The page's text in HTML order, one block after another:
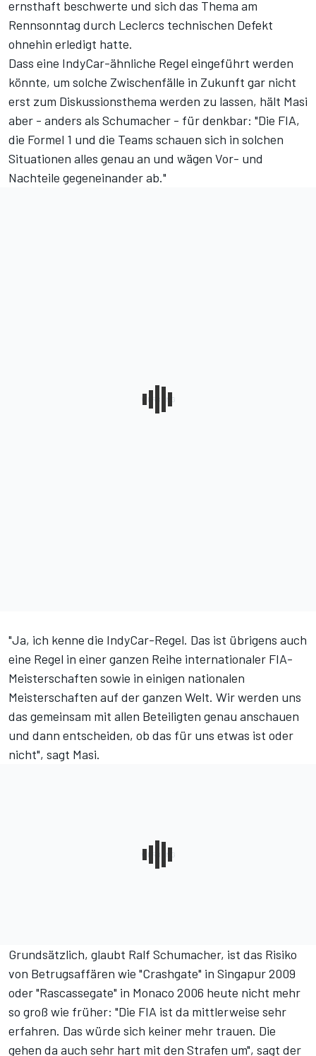
ernsthaft beschwerte und sich das Thema am
Rennsonntag durch Leclercs technischen Defekt
ohnehin erledigt hatte.
Dass eine IndyCar-ähnliche Regel eingeführt werden
könnte, um solche Zwischenfälle in Zukunft gar nicht
erst zum Diskussionsthema werden zu lassen, hält Masi
aber - anders als Schumacher - für denkbar: "Die FIA,
die Formel 1 und die Teams schauen sich in solchen
Situationen alles genau an und wägen Vor- und
Nachteile gegeneinander ab."
"Ja, ich kenne die IndyCar-Regel. Das ist übrigens auch
eine Regel in einer ganzen Reihe internationaler FIA-
Meisterschaften sowie in einigen nationalen
Meisterschaften auf der ganzen Welt. Wir werden uns
das gemeinsam mit allen Beteiligten genau anschauen
und dann entscheiden, ob das für uns etwas ist oder
nicht", sagt Masi.
Grundsätzlich, glaubt Ralf Schumacher, ist das Risiko
von Betrugsaffären wie "Crashgate" in Singapur 2009
oder "Rascassegate" in Monaco 2006 heute nicht mehr
so groß wie früher: "Die FIA ist da mittlerweise sehr
erfahren. Das würde sich keiner mehr trauen. Die
gehen da auch sehr hart mit den Strafen um", sagt der